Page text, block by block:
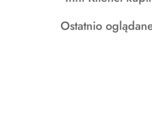
statusie:
Produkty
Ostatnio